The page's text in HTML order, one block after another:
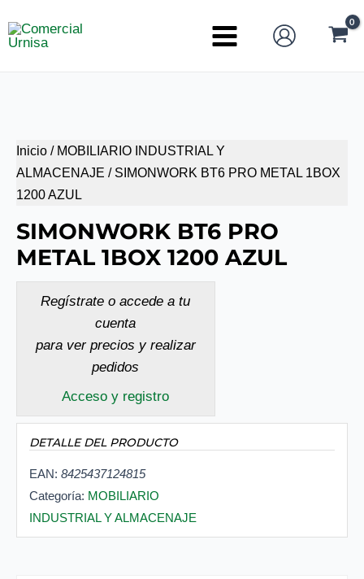
al
Main
Inicio / MOBILIARIO INDUSTRIAL Y
ALMACENAJE / SIMONWORK BT6 PRO METAL 1BOX
1200 AZUL
SIMONWORK BT6 PRO
METAL 1BOX 1200 AZUL
Regístrate o accede a tu
cuenta
para ver precios y realizar
pedidos
Acceso y registro
DETALLE DEL PRODUCTO
EAN: 8425437124815
Categoría: MOBILIARIO
INDUSTRIAL Y ALMACENAJE